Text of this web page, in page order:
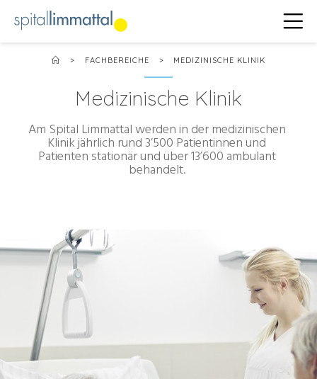
> FACHBEREICHE > MEDIZINISCHE KLINIK
Medizinische Klinik
Am Spital Limmattal werden in der medizinischen
Klinik jährlich rund 3’500 Patientinnen und
Patienten stationär und über 13’600 ambulant
behandelt.